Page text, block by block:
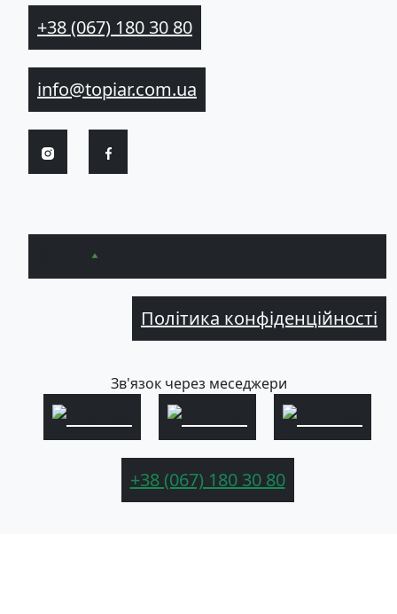
+38 (067) 180 30 80
info@topiar.com.ua
Політика конфіденційності
Зв'язок через меседжери
+38 (067) 180 30 80